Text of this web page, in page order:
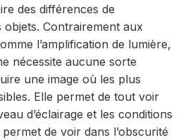
des différences de
Contrairement aux
l’amplification de lumière,
nécessite aucune sorte
une image où les plus
Elle permet de tout voir
d’éclairage et les conditions
de voir dans l’obscurité